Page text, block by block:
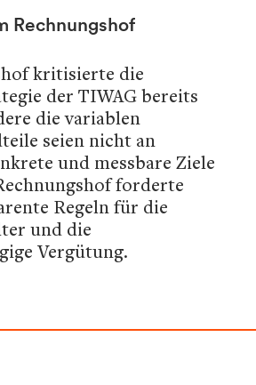
Rechnungshof
kritisierte die
der TIWAG bereits
die variablen
seien nicht an
und messbare Ziele
forderte
Regeln für die
und die
Vergütung.